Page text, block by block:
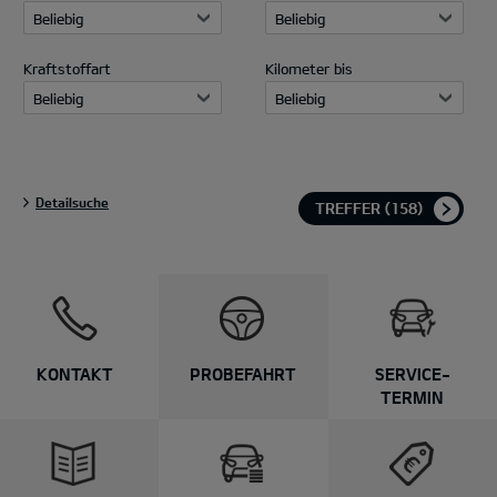
Beliebig
Beliebig
Kraftstoffart
Beliebig
Kilometer bis
Beliebig
Detailsuche TREFFER (158)
KONTAKT PROBEFAHRT
SERVICE-
TERMIN
Preislisten
Preise zu deinem Kia